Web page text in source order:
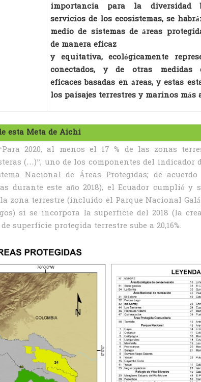
importancia para la diversidad
servicios de los ecosistemas, se
medio de sistemas de áreas
de manera eficaz
y equitativa, ecológicamente
conectados, y de otras medidas
eficaces basadas en áreas, y estas
los paisajes terrestres y marinos más
esta Meta de Aichi
2020, al menos el 17 % de las zonas
(…)”, uno de los componentes del indicador
Nacional de Áreas Protegidas; de
durante este año 2018), el Ecuador cumplió y
zona terrestre (incluido el Parque Nacional
si se incorpora la superficie del 2018 (la
superficie protegida terrestre sube a 20,16%.